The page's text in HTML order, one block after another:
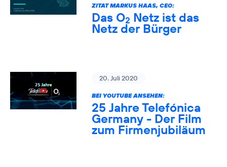
ZITAT MARKUS HAAS, CEO:
Das O2 Netz ist das
Netz der Bürger
20. Juli 2020
BEI YOUTUBE ANSEHEN:
25 Jahre Telefónica
Germany - Der Film
zum Firmenjubiläum